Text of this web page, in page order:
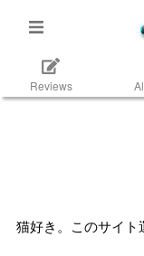
Reviews
猫好き。このサイト